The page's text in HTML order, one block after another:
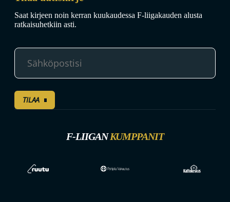
Saat kirjeen noin kerran kuukaudessa F-liigakauden alusta
ratkaisuhetkiin asti.
TILAA
F-LIIGANKUMPPANIT